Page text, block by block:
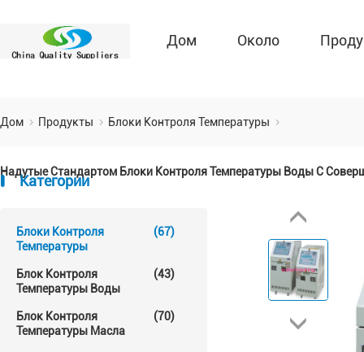
Дом Около
Дом Продукты Блоки Контроля Температуры
Надутые Стандартом Блоки Контроля Температуры Воды С
Категории
Блоки Контроля
Температуры
(67)
Блок Контроля
Температуры Воды
(43)
Блок Контроля
Температуры Масла
(70)